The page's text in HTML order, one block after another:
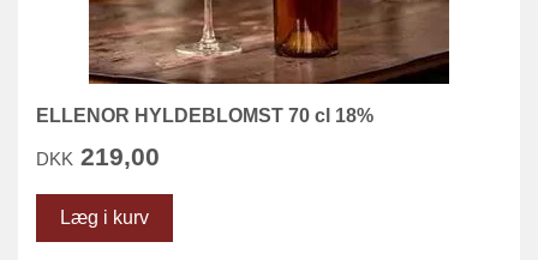
ELLENOR HYLDEBLOMST 70 cl 18%
DKK 219,00
Læg i kurv